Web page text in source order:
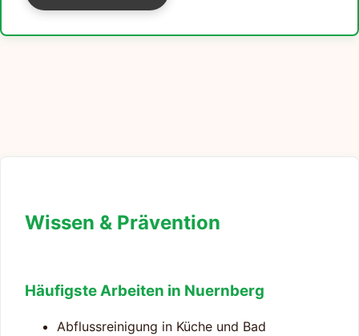
Wissen & Prävention
Häufigste Arbeiten in Nuernberg
Abflussreinigung in Küche und Bad